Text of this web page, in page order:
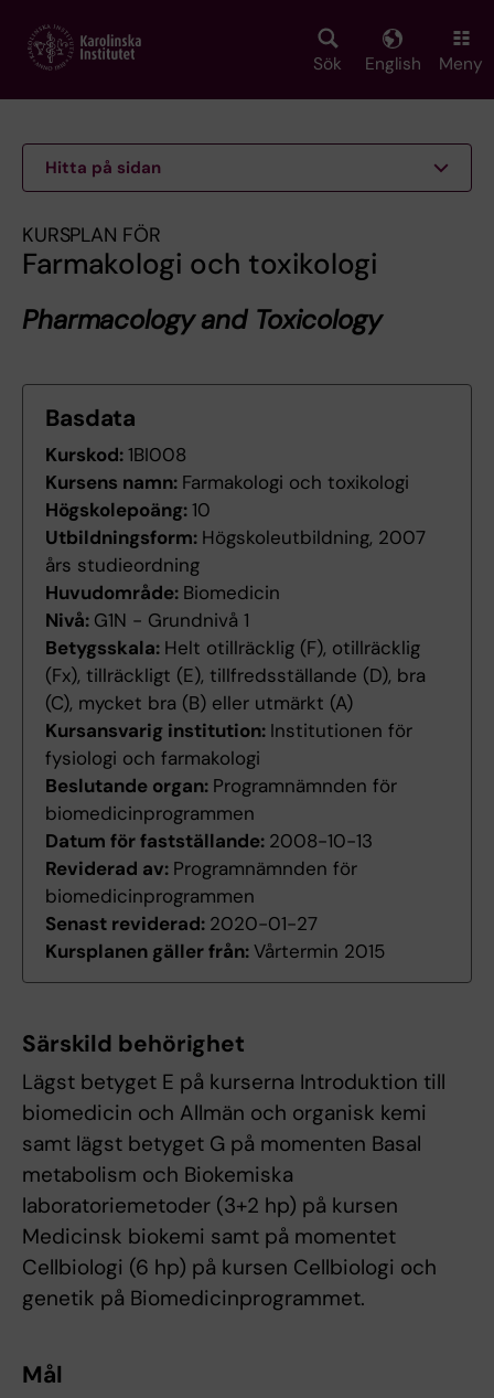
main
Sök English Meny
Hitta på sidan
KURSPLAN FÖR
Farmakologi och toxikologi
Pharmacology and Toxicology
Basdata
Kurskod:1BI008
Kursens namn: Farmakologi och toxikologi
Högskolepoäng:10
Utbildningsform: Högskoleutbildning, 2007
års studieordning
Huvudområde: Biomedicin
Nivå: G1N - Grundnivå 1
Betygsskala: Helt otillräcklig (F), otillräcklig
(Fx), tillräckligt (E), tillfredsställande (D), bra
(C), mycket bra (B) eller utmärkt (A)
Kursansvarig institution: Institutionen för
fysiologi och farmakologi
Beslutande organ: Programnämnden för
biomedicinprogrammen
Datum för fastställande: 2008-10-13
Reviderad av: Programnämnden för
biomedicinprogrammen
Senast reviderad: 2020-01-27
Kursplanen gäller från:Vårtermin 2015
Särskild behörighet
Lägst betyget E på kurserna Introduktion till
biomedicin och Allmän och organisk kemi
samt lägst betyget G på momenten Basal
metabolism och Biokemiska
laboratoriemetoder (3+2 hp) på kursen
Medicinsk biokemi samt på momentet
Cellbiologi (6 hp) på kursen Cellbiologi och
genetik på Biomedicinprogrammet.
Mål